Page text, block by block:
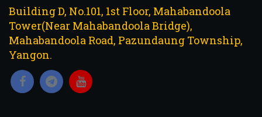
Building D, No.101, 1st Floor, Mahabandoola
Tower(Near Mahabandoola Bridge),
Mahabandoola Road, Pazundaung Township,
Yangon.